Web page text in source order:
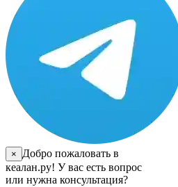
×
Добро пожаловать в
кеалан.ру! У вас есть вопрос
или нужна консультация?